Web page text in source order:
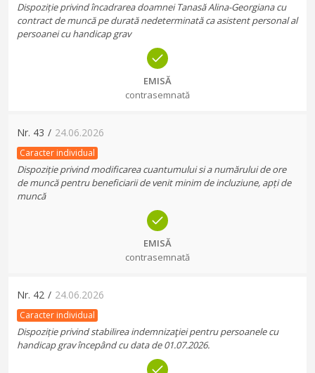
Dispoziție privind încadrarea doamnei Tanasă Alina-Georgiana cu
contract de muncă pe durată nedeterminată ca asistent personal al
persoanei cu handicap grav
EMISĂ
contrasemnată
Nr. 43 / 24.06.2026
Caracter individual
Dispoziție privind modificarea cuantumului si a numărului de ore
de muncă pentru beneficiarii de venit minim de incluziune, apți de
muncă
EMISĂ
contrasemnată
Nr. 42 / 24.06.2026
Caracter individual
Dispoziție privind stabilirea indemnizaţiei pentru persoanele cu
handicap grav începând cu data de 01.07.2026.